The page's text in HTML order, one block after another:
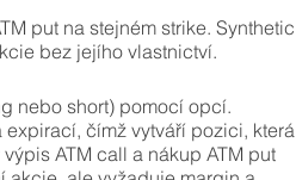
put na stejném strike. Synthetic
bez jejího vlastnictví.
nebo short) pomocí opcí.
expirací, čímž vytváří pozici, která
ATM call a nákup ATM put